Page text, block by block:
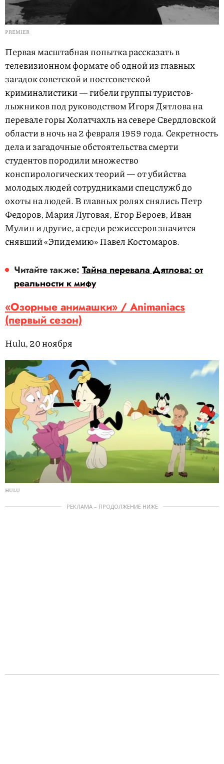
PREMIER
Первая масштабная попытка рассказать в
телевизионном формате об одной из главных
загадок советской и постсоветской
криминалистики — гибели группы туристов-
лыжников под руководством Игоря Дятлова на
перевале горы Холатчахль на севере Свердловской
области в ночь на 2 февраля 1959 года. Секретность
дела и загадочные обстоятельства смерти
студентов породили множество
конспирологических теорий — от убийства
молодых людей сотрудниками спецслужб до
охоты на людей. В главных ролях снялись Петр
Федоров, Мария Луговая, Егор Бероев, Иван
Мулин и другие, а среди режиссеров значится
снявший «Эпидемию» Павел Костомаров.
Читайте также: Тайна перевала Дятлова: от
реальности к мифу
«Озорные анимашки» / Animaniacs
(первый сезон)
Hulu, 20 ноября
HULU
РЕКЛАМА – ПРОДОЛЖЕНИЕ НИЖЕ